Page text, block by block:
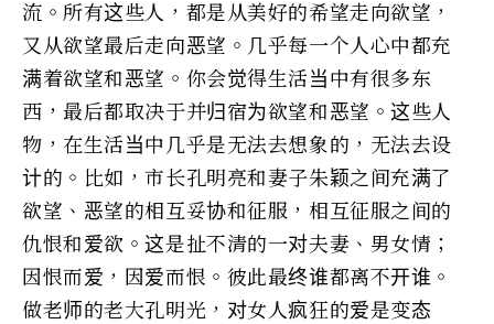
流。所有这些人，都是从美好的希望走向欲望，
又从欲望最后走向恶望。几乎每一个人心中都充
满着欲望和恶望。你会觉得生活当中有很多东
西，最后都取决于并归宿为欲望和恶望。这些人
物，在生活当中几乎是无法去想象的，无法去设
计的。比如，市长孔明亮和妻子朱颖之间充满了
欲望、恶望的相互妥协和征服，相互征服之间的
仇恨和爱欲。这是扯不清的一对夫妻、男女情；
因恨而爱，因爱而恨。彼此最终谁都离不开谁。
做老师的老大孔明光，对女人疯狂的爱是变态